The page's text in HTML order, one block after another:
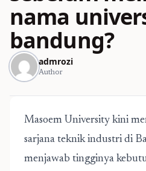
nama
bandung?
admrozi
Author
Masoem University kini
sarjana teknik industri di
menjawab tingginya